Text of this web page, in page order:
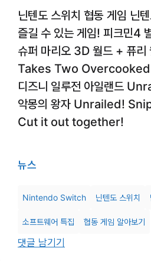
닌텐도 스위치 협동 게임 닌
즐길 수 있는 게임! 피크민4
슈퍼 마리오 3D 월드 + 퓨
Takes Two
디즈니 일루전 아일랜드
악몽의 왕자 Unrailed!
Cut it out together!
뉴스
Nintendo Switch 닌텐도 스위치
소프트웨어 특집 협동 게임 알아보기
댓글 남기기